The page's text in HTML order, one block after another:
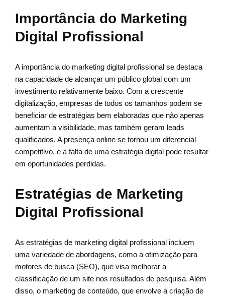
Importância do Marketing
Digital Profissional
A importância do marketing digital profissional se destaca
na capacidade de alcançar um público global com um
investimento relativamente baixo. Com a crescente
digitalização, empresas de todos os tamanhos podem se
beneficiar de estratégias bem elaboradas que não apenas
aumentam a visibilidade, mas também geram leads
qualificados. A presença online se tornou um diferencial
competitivo, e a falta de uma estratégia digital pode resultar
em oportunidades perdidas.
Estratégias de Marketing
Digital Profissional
As estratégias de marketing digital profissional incluem
uma variedade de abordagens, como a otimização para
motores de busca (SEO), que visa melhorar a
classificação de um site nos resultados de pesquisa. Além
disso, o marketing de conteúdo, que envolve a criação de